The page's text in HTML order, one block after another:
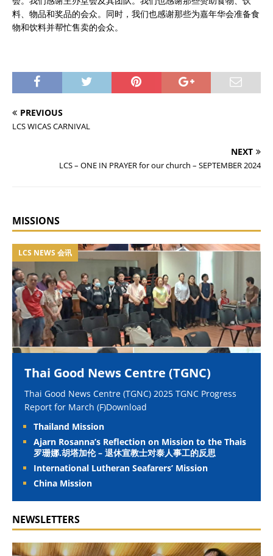
料、物品和奖品的会众。同时，我们也感谢那些为嘉年华会准备食
物和饮料并帮忙售卖的会众。
PREVIOUS
LCS WICAS CARNIVAL
NEXT
LCS – ONE IN PRAYER for our church – SEPTEMBER 2024
MISSIONS
LCS NEWS 会讯
Thai Good News Centre (TGNC)
Thai Good News Centre (TGNC) 2025 TGNC Progress
Report for March (F)Download
Thailand Mission
Ajarn Rosanna’s Reflection on Mission to the Thais
罗珊娜.胡塔加伦 – 退休宣教士对泰人事工的反思
International Lutheran Seafarers’ Mission
China Mission
NEWSLETTERS